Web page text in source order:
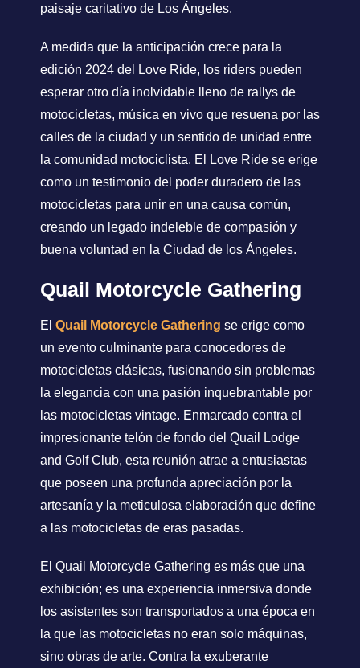
paisaje caritativo de Los Ángeles.
A medida que la anticipación crece para la
edición 2024 del Love Ride, los riders pueden
esperar otro día inolvidable lleno de rallys de
motocicletas, música en vivo que resuena por las
calles de la ciudad y un sentido de unidad entre
la comunidad motociclista. El Love Ride se erige
como un testimonio del poder duradero de las
motocicletas para unir en una causa común,
creando un legado indeleble de compasión y
buena voluntad en la Ciudad de los Ángeles.
Quail Motorcycle Gathering
El Quail Motorcycle Gathering se erige como
un evento culminante para conocedores de
motocicletas clásicas, fusionando sin problemas
la elegancia con una pasión inquebrantable por
las motocicletas vintage. Enmarcado contra el
impresionante telón de fondo del Quail Lodge
and Golf Club, esta reunión atrae a entusiastas
que poseen una profunda apreciación por la
artesanía y la meticulosa elaboración que define
a las motocicletas de eras pasadas.
El Quail Motorcycle Gathering es más que una
exhibición; es una experiencia inmersiva donde
los asistentes son transportados a una época en
la que las motocicletas no eran solo máquinas,
sino obras de arte. Contra la exuberante